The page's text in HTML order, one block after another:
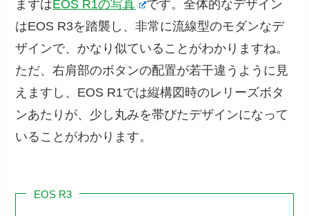
まずはEOS R1の写真
です。全体的なデザイン
はEOS R3を踏襲し、非常に流線型のモダンなデ
ザインで、かなり似ていることがわかりますね。
ただ、右肩部のボタンの配置が若干違うように見
えますし、EOS R1では縦構図時のレリーズボタ
ンあたりが、少し丸みを帯びたデザインになって
いることがわかります。
EOS R3